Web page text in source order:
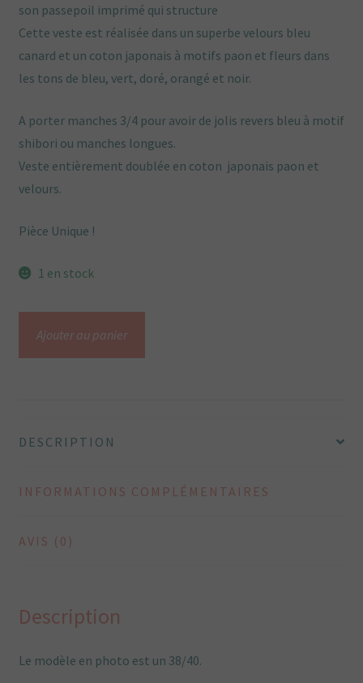
son passepoil imprimé qui structure
Cette veste est réalisée dans un superbe velours bleu
canard et un coton japonais à motifs paon et fleurs dans
les tons de bleu, vert, doré, orangé et noir.
A porter manches 3/4 pour avoir de jolis revers bleu à motif
shibori ou manches longues.
Veste entièrement doublée en coton japonais paon et
velours.
Pièce Unique !
1 en stock
bleu
Ajouter au panier
DESCRIPTION
INFORMATIONS COMPLÉMENTAIRES
AVIS (0)
Description
Le modèle en photo est un 38/40.